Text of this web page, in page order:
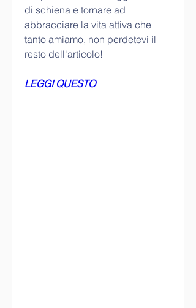
di schiena e tornare ad
abbracciare la vita attiva che
tanto amiamo, non perdetevi il
resto dell'articolo!
LEGGI QUESTO